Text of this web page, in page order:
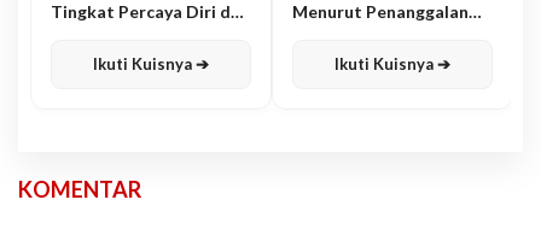
Tingkat Percaya Diri dan
Ikuti Kuisnya ➔
Menurut Penanggalan
Ikuti Kuisnya ➔
KOMENTAR